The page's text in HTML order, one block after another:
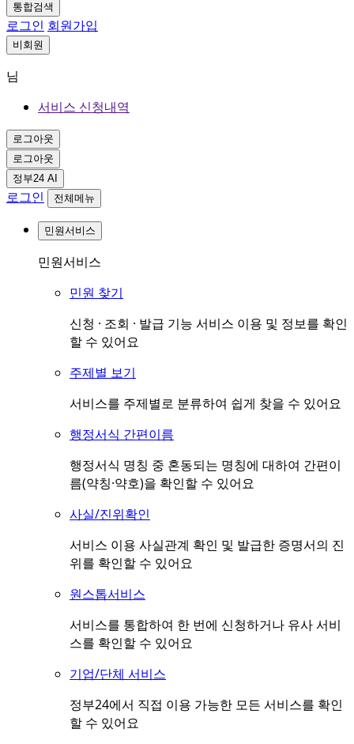
통합검색
로그인 회원가입
비회원
님
서비스 신청내역
로그아웃
로그아웃
정부24 AI
로그인 전체메뉴
민원서비스
민원서비스
민원 찾기
신청 · 조회 · 발급 기능 서비스 이용 및 정보를 확인
할 수 있어요
주제별 보기
서비스를 주제별로 분류하여 쉽게 찾을 수 있어요
행정서식 간편이름
행정서식 명칭 중 혼동되는 명칭에 대하여 간편이
름(약칭·약호)을 확인할 수 있어요
사실/진위확인
서비스 이용 사실관계 확인 및 발급한 증명서의 진
위를 확인할 수 있어요
원스톱서비스
서비스를 통합하여 한 번에 신청하거나 유사 서비
스를 확인할 수 있어요
기업/단체 서비스
정부24에서 직접 이용 가능한 모든 서비스를 확인
할 수 있어요